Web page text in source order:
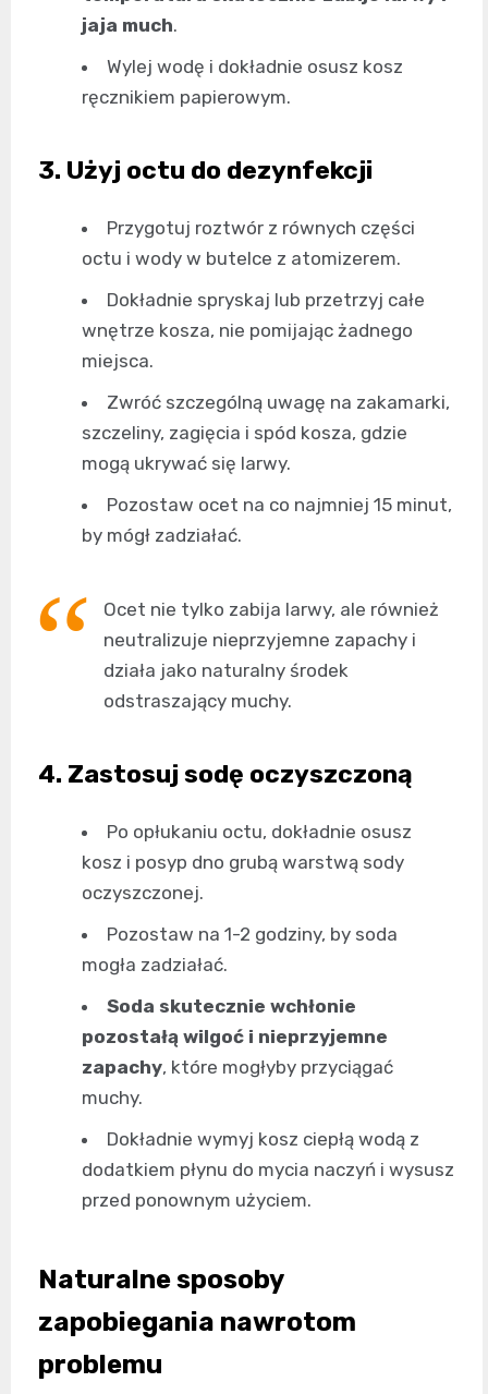
jaja much.
Wylej wodę i dokładnie osusz kosz
ręcznikiem papierowym.
3. Użyj octu do dezynfekcji
Przygotuj roztwór z równych części
octu i wody w butelce z atomizerem.
Dokładnie spryskaj lub przetrzyj całe
wnętrze kosza, nie pomijając żadnego
miejsca.
Zwróć szczególną uwagę na zakamarki,
szczeliny, zagięcia i spód kosza, gdzie
mogą ukrywać się larwy.
Pozostaw ocet na co najmniej 15 minut,
by mógł zadziałać.
Ocet nie tylko zabija larwy, ale również
neutralizuje nieprzyjemne zapachy i
działa jako naturalny środek
odstraszający muchy.
4. Zastosuj sodę oczyszczoną
Po opłukaniu octu, dokładnie osusz
kosz i posyp dno grubą warstwą sody
oczyszczonej.
Pozostaw na 1-2 godziny, by soda
mogła zadziałać.
Soda skutecznie wchłonie
pozostałą wilgoć i nieprzyjemne
zapachy, które mogłyby przyciągać
muchy.
Dokładnie wymyj kosz ciepłą wodą z
dodatkiem płynu do mycia naczyń i wysusz
przed ponownym użyciem.
Naturalne sposoby
zapobiegania nawrotom
problemu